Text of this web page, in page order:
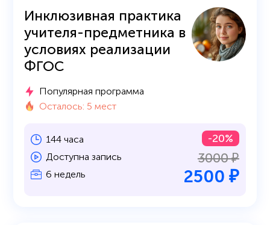
Инклюзивная практика
учителя-предметника в
условиях реализации
ФГОС
Популярная программа
Осталось: 5 мест
144 часа
Доступна запись
6 недель
-20%
3000 ₽
2500 ₽